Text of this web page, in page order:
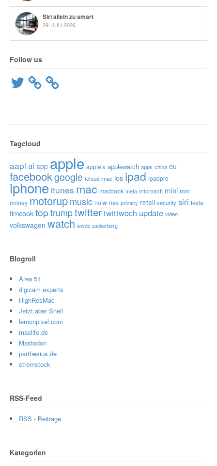
Siri allein zu smart
29. JULI 2026
Follow us
Twitter
Tagcloud
aapl ai app apple appletv applewatch apps china eu
facebookgoogle icloud imac ios ipad ipadpro
iphone itunes mac macbook meta microsoft mini mm
money motorupmusic notw nsa privacy retail security siri tesla
timcooktop trumptwittertwittwoch update video
volkswagen watch wwdc zuckerberg
Blogroll
Area 51
digicam experts
HighResMac
Jetzt aber Shell
lemonpixel.com
maclife.de
Mastodon
parthesius.de
stromstock
RSS-Feed
RSS - Beiträge
Kategorien